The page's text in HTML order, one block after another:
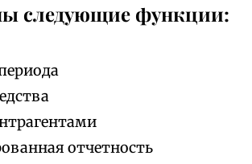
следующие функции:
отчетность